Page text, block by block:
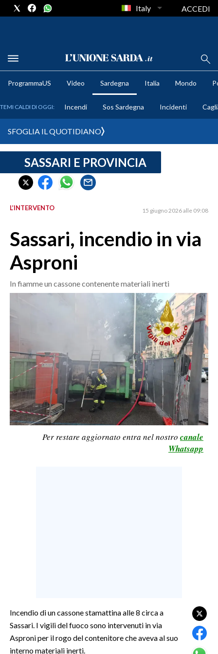
METEO
CRONACA SARDEGNA
CAGLIARI
SULCIS IGLESIENTE
ORISTANO E PROVINCIA
SASSARI E PROVINCIA
GALLURA
NUORO E PROVINCIA
OGLIASTRA
MONDO
POLITICA
ECONOMIA
SERVIZI ALLE IMPRESE
TENNIS
ALTRI SPORT
CULTURA
Italy ACCEDI
ProgrammaUS Video Sardegna Italia Mondo
TEMI CALDI DI OGGI: Incendi Sos Sardegna Incidenti
SFOGLIA IL QUOTIDIANO
SASSARI E PROVINCIA
L’INTERVENTO 15 giugno 2026 alle 09:08
Sassari, incendio in via
Asproni
In fiamme un cassone contenente materiali inerti
Per restare aggiornato entra nel nostro canale
Whatsapp
Incendio di un cassone stamattina alle 8 circa a
Sassari. I vigili del fuoco sono intervenuti in via
Asproni per il rogo del contenitore che aveva al suo
interno materiali inerti.